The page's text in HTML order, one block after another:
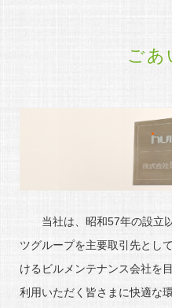
ごあ
当社は、昭和57年の設立以
ツグループを主要取引先とし
けるビルメンテナンス会社を
利用いただく皆さまに快適な